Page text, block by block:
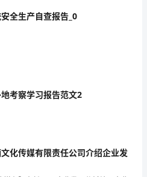
全生产自查报告_0
考察学习报告范文2
化传媒有限责任公司介绍企业发